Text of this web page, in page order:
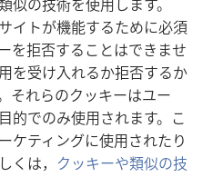
イトが機能するために必須
を拒否することはできませ
を受け入れるか拒否するか
それらのクッキーはユー
的でのみ使用されます。こ
ケティングに使用されたり
くは， クッキーや類似の技
ブラリー